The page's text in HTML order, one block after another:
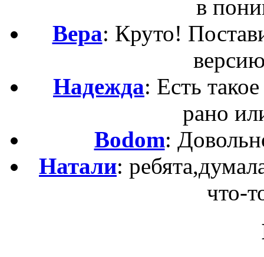
в
Вера: Круто!
Надежда: Есть
рано
Bodom:
Натали:
что-